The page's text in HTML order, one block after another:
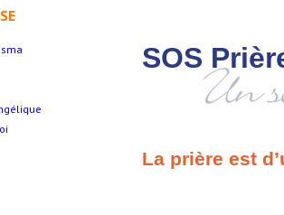
SOS
La prière est